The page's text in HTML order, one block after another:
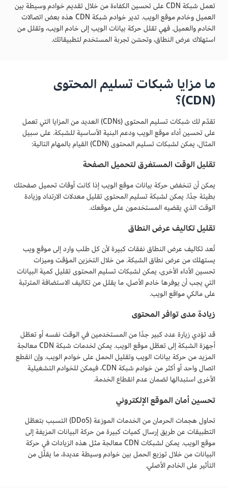
تعمل شبكة CDN على تحسين الكفاءة من خلال تقديم خوادم وسيطة بين
العميل وخادم موقع الويب. تدير خوادم شبكة CDN هذه بعض اتصالات
الخادم والعميل. فهي تقلل حركة بيانات الويب إلى خادم الويب، وتقلل من
استهلاك عرض النطاق، وتحسّن تجربة المستخدم لتطبيقاتك.
ما مزايا شبكات تسليم المحتوى
(CDN)؟
تقدّم لك شبكات تسليم المحتوى (CDNs) العديد من المزايا التي تعمل
على تحسين أداء موقع الويب ودعم البنية الأساسية للشبكة. على سبيل
المثال، يمكن لشبكات تسليم المحتوى (CDN) القيام بالمهام التالية:
تقليل الوقت المستغرق لتحميل الصفحة
يمكن أن تنخفض حركة بيانات موقع الويب إذا كانت أوقات تحميل صفحتك
بطيئة جدًا. يمكن لشبكة تسليم المحتوى تقليل معدلات الارتداد وزيادة
الوقت الذي يقضيه المستخدمون على موقعك.
تقليل تكاليف عرض النطاق
تُعد تكاليف عرض النطاق نفقات كبيرة لأن كل طلب وارد إلى موقع ويب
يستهلك من عرض نطاق الشبكة. من خلال التخزين المؤقت وميزات
تحسين الأداء الأخرى، يمكن لشبكات تسليم المحتوى تقليل كمية البيانات
التي يجب أن يوفرها خادم الأصل، ما يقلل من تكاليف الاستضافة المترتبة
على مالكي مواقع الويب.
زيادة مدى توافر المحتوى
قد تؤدي زيارة عدد كبير جدًا من المستخدمين في الوقت نفسه أو تعطّل
أجهزة الشبكة إلى تعطّل موقع الويب. يمكن لخدمات شبكة CDN معالجة
المزيد من حركة بيانات الويب وتقليل الحمل على خوادم الويب. وإن انقطع
اتصال واحد أو أكثر من خوادم شبكة CDN، فيمكن للخوادم التشغيلية
الأخرى استبدالها لضمان عدم انقطاع الخدمة.
تحسين أمان الموقع الإلكتروني
تحاول هجمات الحرمان من الخدمات الموزعة (DDoS) التسبب بتعطّل
التطبيقات عن طريق إرسال كميات كبيرة من حركة البيانات المزيفة إلى
موقع الويب. يمكن لشبكات CDN معالجة مثل هذه الزيادات في حركة
البيانات من خلال توزيع الحمل بين خوادم وسيطة عديدة، ما يقلّل من
التأثير على الخادم الأصلي.